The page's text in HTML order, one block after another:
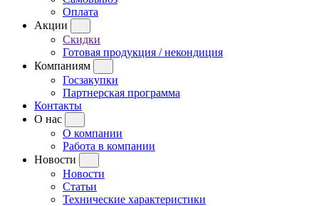
Оплата
Акции
Скидки
Готовая продукция / некондиция
Компаниям
Госзакупки
Партнерская программа
Контакты
О нас
О компании
Работа в компании
Новости
Новости
Статьи
Технические характеристики